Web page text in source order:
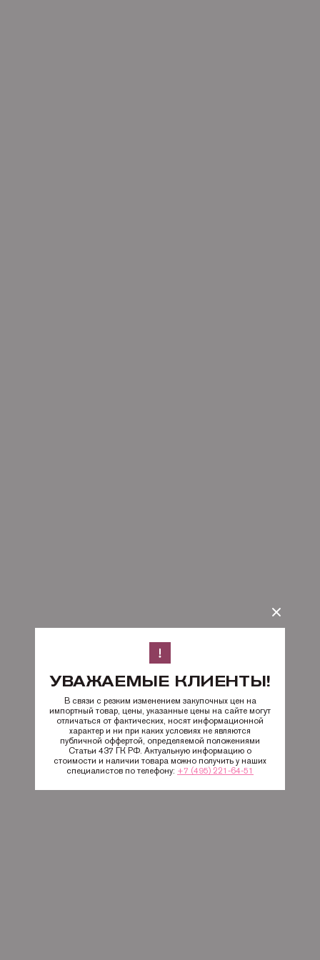
УВАЖАЕМЫЕ КЛИЕНТЫ!
В связи с резким изменением закупочных цен на
импортный товар, цены, указанные цены на сайте могут
отличаться от фактических, носят информационной
характер и ни при каких условиях не являются
публичной оффертой, определяемой положениями
Статьи 437 ГК РФ. Актуальную информацию о
стоимости и наличии товара можно получить у наших
специалистов по телефону: +7 (495) 221-64-51